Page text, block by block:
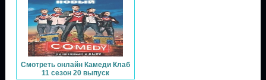
Смотреть онлайн Камеди Клаб
11 сезон 20 выпуск